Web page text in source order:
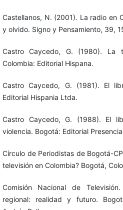
Castellanos, N. (2001). La radio en
y olvido. Signo y Pensamiento, 39,
Castro Caycedo, G. (1980). La
Colombia: Editorial Hispana.
Castro Caycedo, G. (1981). El
Editorial Hispania Ltda.
Castro Caycedo, G. (1988). El
violencia. Bogotá: Editorial
Círculo de Periodistas de Bogotá-
televisión en Colombia? Bogotá,
Comisión Nacional de
regional: realidad y futuro.